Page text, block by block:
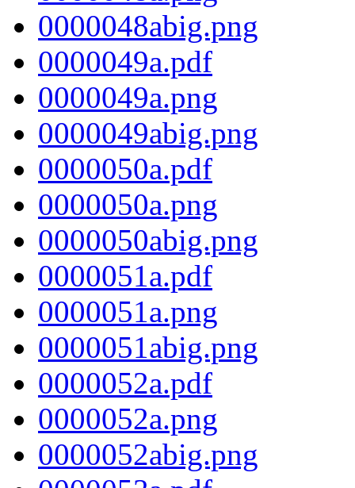
0000048abig.png
0000049a.pdf
0000049a.png
0000049abig.png
0000050a.pdf
0000050a.png
0000050abig.png
0000051a.pdf
0000051a.png
0000051abig.png
0000052a.pdf
0000052a.png
0000052abig.png